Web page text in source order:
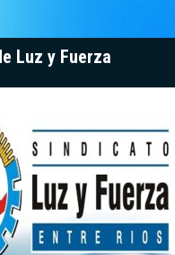
Luz y Fuerza